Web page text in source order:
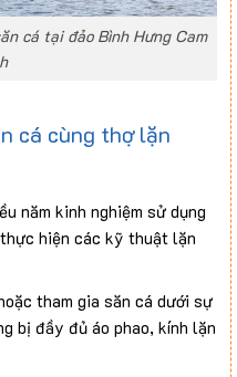
cá tại đảo Bình Hưng Cam
cá cùng thợ lặn
năm kinh nghiệm sử dụng
hiện các kỹ thuật lặn
tham gia săn cá dưới sự
bị đầy đủ áo phao, kính lặn